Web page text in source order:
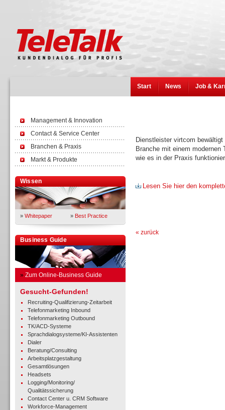
Start News Job &
Management & Innovation
Contact & Service Center
Branchen & Praxis
Markt & Produkte
Wissen
» Whitepaper » Best Practice
Business Guide
» Zum Online-Business Guide
Gesucht-Gefunden!
Recruiting-Qualifizierung-Zeitarbeit
Telefonmarketing Inbound
Telefonmarketing Outbound
TK/ACD-Systeme
Sprachdialogsysteme/KI-Assistenten
Dialer
Beratung/Consulting
Arbeitsplatzgestaltung
Gesamtlösungen
Headsets
Logging/Monitoring/
Qualitätssicherung
Contact Center u. CRM Software
Workforce-Management
Dienstleister virtcom
Branche mit einem modernen
wie es in der Praxis
Lesen Sie hier den
« zurück